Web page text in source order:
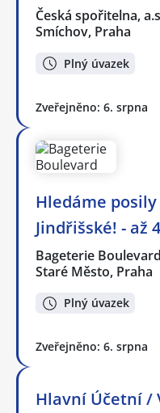
Česká spořitelna,
Smíchov, Praha
Plný úvazek
Zveřejněno: 6. srpna
Hledáme
Jindřišské! - až
Bageterie Boulevard
Staré Město, Praha
Plný úvazek
Zveřejněno: 6. srpna
Hlavní Účetní /